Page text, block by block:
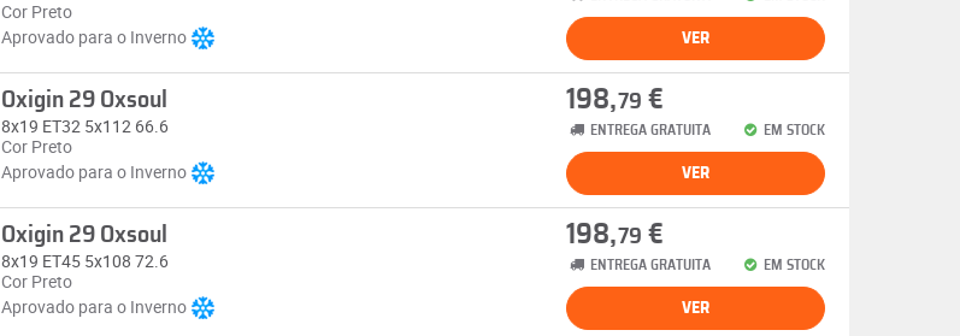
Cor Preto
Aprovado para o Inverno
VER
Oxigin 29 Oxsoul
8x19 ET32 5x112 66.6
Cor Preto
Aprovado para o Inverno
198,79 €
ENTREGA GRATUITA EM STOCK
VER
Oxigin 29 Oxsoul
8x19 ET45 5x108 72.6
Cor Preto
Aprovado para o Inverno
198,79 €
ENTREGA GRATUITA EM STOCK
VER